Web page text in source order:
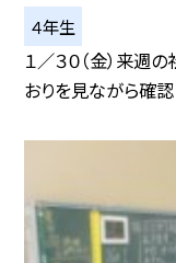
４年生
１／３０（金）来週
おりを見ながら確認